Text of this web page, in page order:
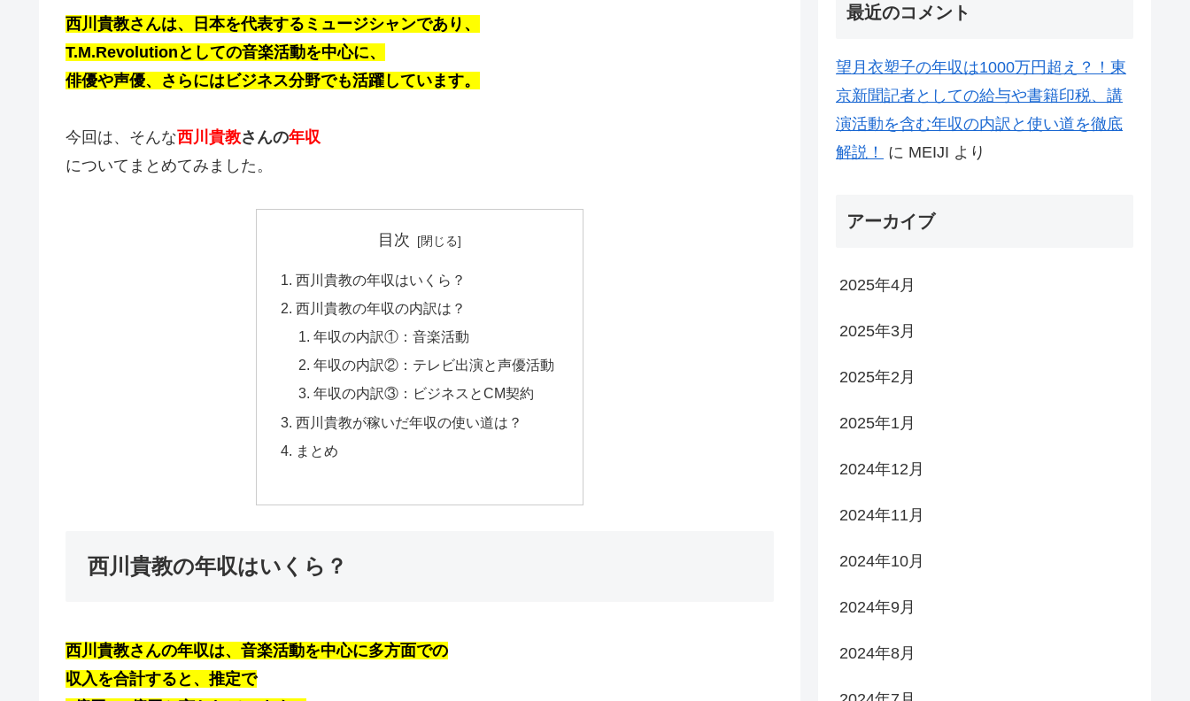
西川貴教さんは、日本を代表するミュージシャンであり、
T.M.Revolutionとしての音楽活動を中心に、
俳優や声優、さらには ビジネス分野でも活躍しています。
今回は、そんな西川貴教さんの年収
についてまとめてみました。
目次
西川貴教の年収はいくら？
西川貴教の年収の内訳は？
年収の内訳①：音楽活動
年収の内訳②：テレビ出演と声優活動
年収の内訳③：ビジネスとCM契約
西川貴教が稼いだ年収の使い道は？
まとめ
西川貴教の年収はいくら？
西川貴教さんの年収は、 音楽活動を中心に多方面での
収入を合計すると、推定で
最近のコメント
望月衣塑子の年収は1000万円超え？！東
京新聞記者としての給与や書籍印税、講
演活動を含む年収の内訳と使い道を徹底
解説！
に MEIJI より
アーカイブ
2025年4月
2025年3月
2025年2月
2025年1月
2024年12月
2024年11月
2024年10月
2024年9月
2024年8月